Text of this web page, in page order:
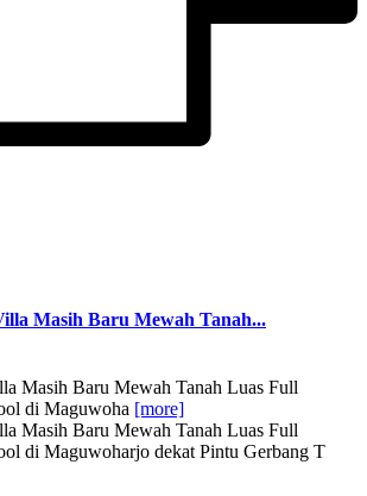
Masih Baru Mewah Tanah...
Masih Baru Mewah Tanah Luas Full
di Maguwoha [more]
Masih Baru Mewah Tanah Luas Full
di Maguwoharjo dekat Pintu Gerbang T